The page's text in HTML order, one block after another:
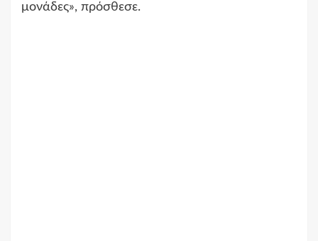
μονάδες», πρόσθεσε.